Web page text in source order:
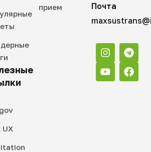
UX
прием
Почта